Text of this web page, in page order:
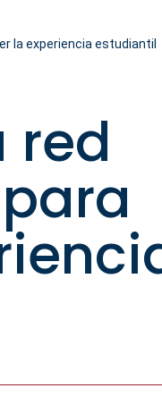
la experiencia estudiantil
red